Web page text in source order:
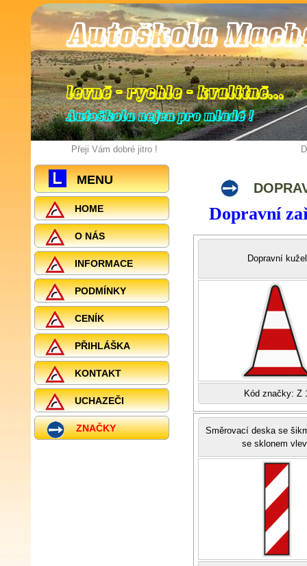
Autoškola
levně - rychle - kvalitně...
Autoškola nejen pro mladé !
Přeji Vám dobré jitro !
MENU
HOME
O NÁS
INFORMACE
PODMÍNKY
CENÍK
PŘIHLÁŠKA
KONTAKT
UCHAZEČI
ZNAČKY
Dopravní
Dopravní kužel
Kód značky: Z
Směrovací deska se
se sklonem